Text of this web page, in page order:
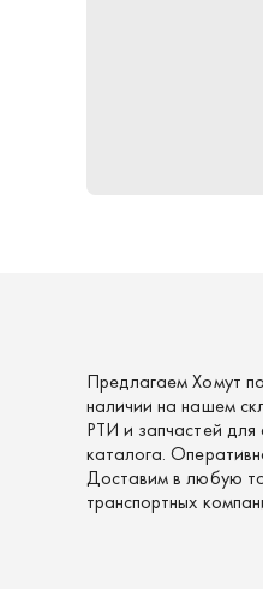
Предлагаем Хомут
наличии на нашем
РТИ и запчастей
каталога.
Доставим в любую
транспортных